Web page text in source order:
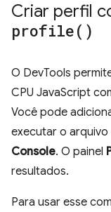
Criar perfil
profile( )
O DevTools
CPU JavaScript
Você pode
executar o
Console. O painel
resultados.
Para usar esse